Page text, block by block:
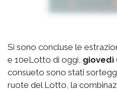
Si sono concluse le
e 10eLotto di oggi, giovedì
consueto sono stati
ruote del Lotto, la